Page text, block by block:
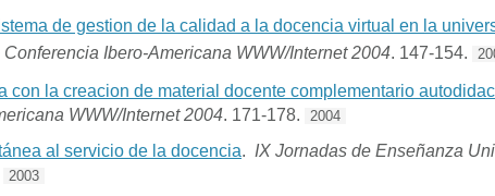
de gestion de la calidad a la docencia virtual en la
Conferencia Ibero-Americana WWW/Internet 2004. 147-154.
con la creacion de material docente complementario
WWW/Internet 2004. 171-178. 2004
al servicio de la docencia. IX Jornadas de Enseñanza
2003